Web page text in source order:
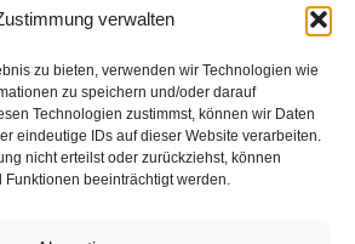
verwalten
zu bieten, verwenden wir Technologien wie
zu speichern und/oder darauf
Technologien zustimmst, können wir Daten
eindeutige IDs auf dieser Website verarbeiten.
nicht erteilst oder zurückziehst, können
Funktionen beeinträchtigt werden.
Die Feuerwehr musste lediglich
beendet und die Einsatzkräfte konnten